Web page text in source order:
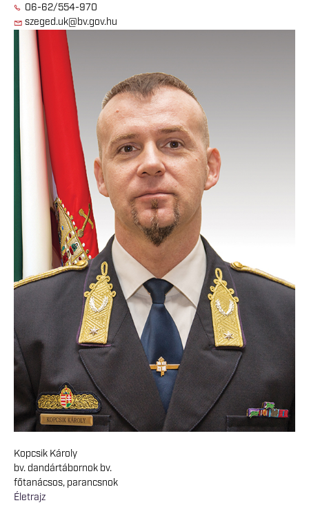
06-62/554-970
szeged.uk@bv.gov.hu
Kopcsik Károly
bv. dandártábornok bv.
főtanácsos, parancsnok
Életrajz